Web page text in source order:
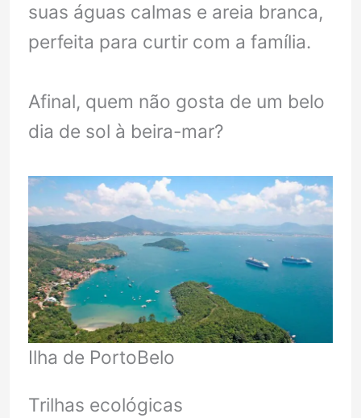
suas águas calmas e areia branca,
perfeita para curtir com a família.
Afinal, quem não gosta de um belo
dia de sol à beira-mar?
Ilha de PortoBelo
Trilhas ecológicas